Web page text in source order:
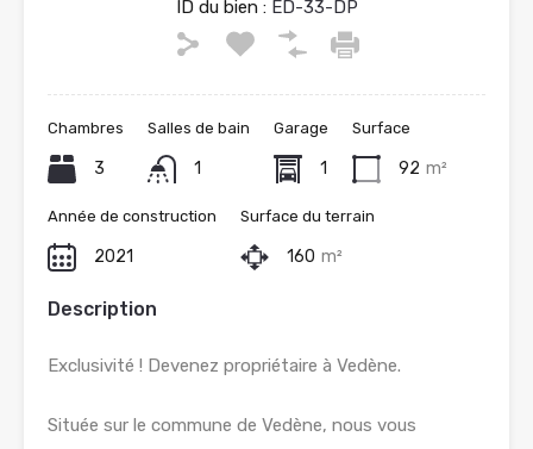
ID du bien :ED-33-DP
Chambres
3
Salles de bain
1
Garage
1
Surface
92 m²
Année de construction
2021
Surface du terrain
160 m²
Description
Exclusivité ! Devenez propriétaire à Vedène.
Située sur le commune de Vedène, nous vous